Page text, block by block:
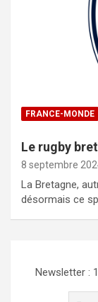
FRANCE-MONDE
Le rugby
8 septembre
La Bretagne,
désormais ce
Newsletter :